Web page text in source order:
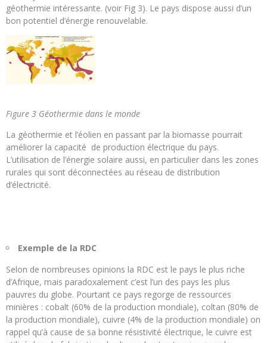
géothermie intéressante. (voir Fig 3). Le pays dispose aussi d’un
bon potentiel d’énergie renouvelable.
Figure 3 Géothermie dans le monde
La géothermie et l’éolien en passant par la biomasse pourrait
améliorer la capacité de production électrique du pays.
L’utilisation de l’énergie solaire aussi, en particulier dans les zones
rurales qui sont déconnectées au réseau de distribution
d’électricité.
Exemple de la RDC
Selon de nombreuses opinions la RDC est le pays le plus riche
d’Afrique, mais paradoxalement c’est l’un des pays les plus
pauvres du globe. Pourtant ce pays regorge de ressources
minières : cobalt (60% de la production mondiale), coltan (80% de
la production mondiale), cuivre (4% de la production mondiale) on
rappel qu’à cause de sa bonne résistivité électrique, le cuivre est